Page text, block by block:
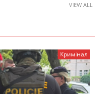
VIEW ALL
Кримінал